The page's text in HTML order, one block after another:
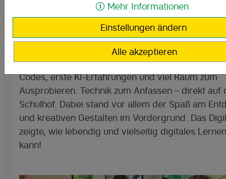
Code statt Kreide
Eine Woche voller digitaler Aha-Momente: Vom
Mai machte das Digitale Mobile Klassenzimmer
Förderzentrum „Mira Lobe“ in Görlitz. Mit dabei:
Codes, erste KI-Erfahrungen und viel Raum zum
Ausprobieren. Technik zum Anfassen – direkt auf
Schulhof. Dabei stand vor allem der Spaß am
und kreativen Gestalten im Vordergrund. Das
zeigte, wie lebendig und vielseitig digitales
kann!
Mehr Informationen
Einstellungen ändern
Alle akzeptieren